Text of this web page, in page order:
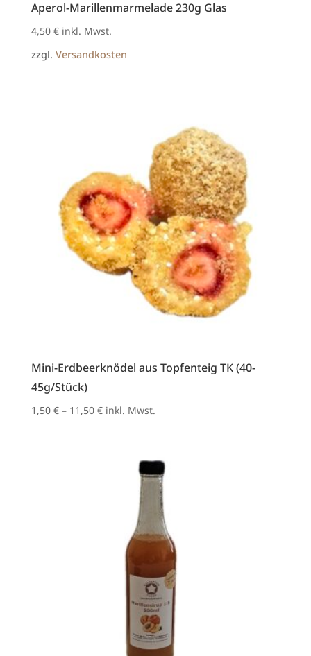
Aperol-Marillenmarmelade 230g Glas
4,50 € inkl. Mwst.
zzgl. Versandkosten
Mini-Erdbeerknödel aus Topfenteig TK (40-
45g/Stück)
1,50 €– 11,50 € inkl. Mwst.